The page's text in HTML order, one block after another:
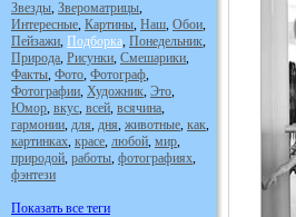
Звезды, Звероматрицы,
Интересные, Картины, Наш, Обои,
Пейзажи, Подборка, Понедельник,
Природа, Рисунки, Смешарики,
Факты, Фото, Фотограф,
Фотографии, Художник, Это,
Юмор, вкус, всей, всячина,
гармонии, для, дня, животные, как,
картинках, красе, любой, мир,
природой, работы, фотографиях,
фэнтези
Показать все теги